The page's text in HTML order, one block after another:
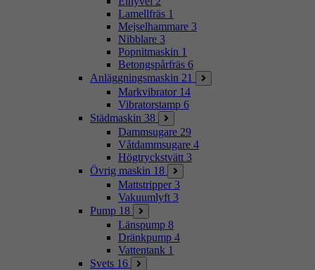
Lamellfräs 1
Mejselhammare 3
Nibblare 3
Popnitmaskin 1
Betongspårfräs 6
Anläggningsmaskin 21
Markvibrator 14
Vibratorstamp 6
Städmaskin 38
Dammsugare 29
Våtdammsugare 4
Högtryckstvätt 3
Övrig maskin 18
Mattstripper 3
Vakuumlyft 3
Pump 18
Länspump 8
Dränkpump 4
Vattentank 1
Svets 16